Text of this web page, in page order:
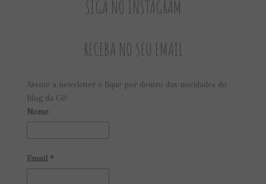
SIGA NO INSTAGRAM
RECEBA NO SEU EMAIL
Assine a newsletter e fique por dentro das novidades do
Blog da Gê!
Nome
Email *